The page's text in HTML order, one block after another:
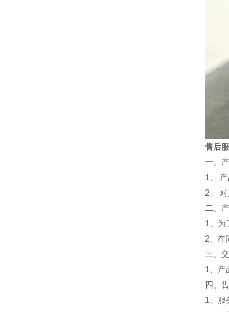
售后
一、
1、
2、
二、
1、为
2、在
三、
1、产
四、
1、服